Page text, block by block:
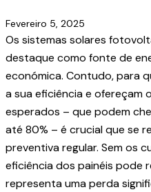
Fevereiro 5, 2025
Os sistemas solares
destaque como fonte de
económica. Contudo, para
a sua eficiência e ofereçam
esperados – que podem
até 80% – é crucial que se
preventiva regular. Sem os
eficiência dos painéis pode
representa uma perda